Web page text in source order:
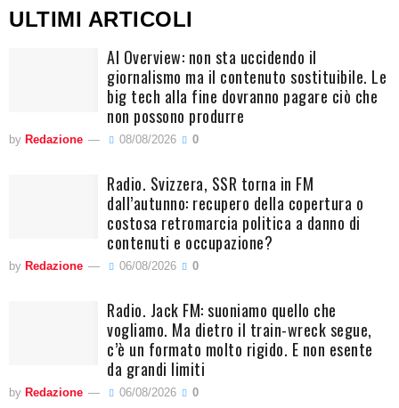
ULTIMI ARTICOLI
AI Overview: non sta uccidendo il
giornalismo ma il contenuto sostituibile. Le
big tech alla fine dovranno pagare ciò che
non possono produrre
by Redazione 08/08/2026 0
Radio. Svizzera, SSR torna in FM
dall’autunno: recupero della copertura o
costosa retromarcia politica a danno di
contenuti e occupazione?
by Redazione 06/08/2026 0
Radio. Jack FM: suoniamo quello che
vogliamo. Ma dietro il train-wreck segue,
c’è un formato molto rigido. E non esente
da grandi limiti
by Redazione 06/08/2026 0